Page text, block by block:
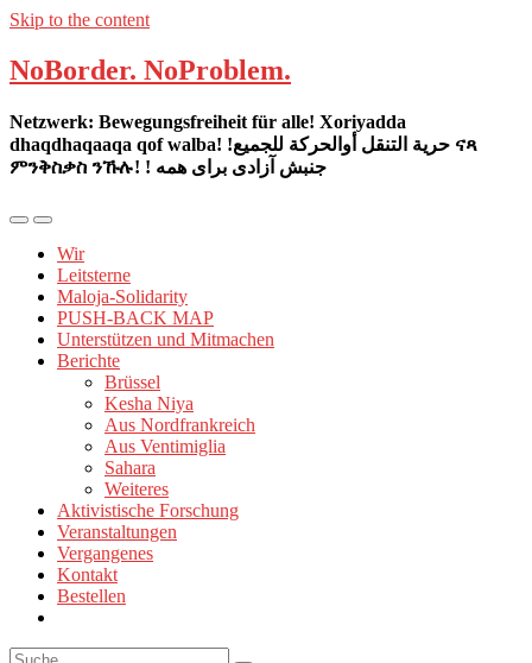
Skip to the content
NoBorder. NoProblem.
Netzwerk: Bewegungsfreiheit für alle! Xoriyadda
dhaqdhaqaaqa qof walba! !حرية التنقل أوالحركة للجميع ናጻ
ምንቅስቃስ ንኹሉ! ! جنبش آزادی برای همه
Mobil-
umschalten
Suchfeld
umschalten
Wir
Leitsterne
Maloja-Solidarity
PUSH-BACK MAP
Unterstützen und Mitmachen
Berichte
Brüssel
Kesha Niya
Aus Nordfrankreich
Aus Ventimiglia
Sahara
Weiteres
Aktivistische Forschung
Veranstaltungen
Vergangenes
Kontakt
Bestellen